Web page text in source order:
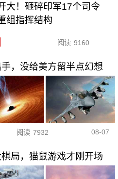
大！砸碎印军17个司令
组指挥结构
阅读 9160
，没给美方留半点幻想
阅读 7932 08-07
局，猫鼠游戏才刚开场